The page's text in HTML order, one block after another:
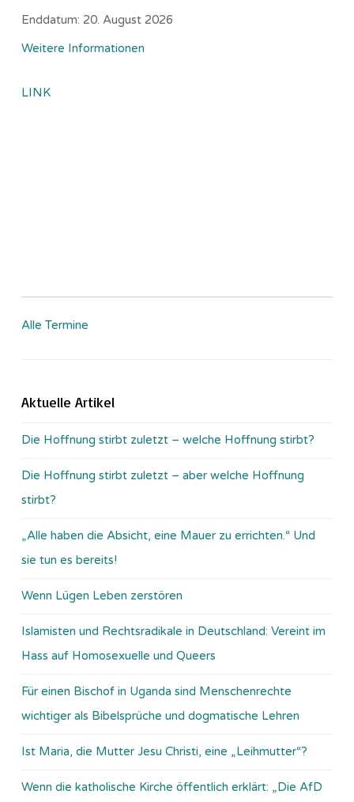
Enddatum: 20. August 2026
Weitere Informationen
LINK
Alle Termine
Aktuelle Artikel
Die Hoffnung stirbt zuletzt – welche Hoffnung stirbt?
Die Hoffnung stirbt zuletzt – aber welche Hoffnung
stirbt?
„Alle haben die Absicht, eine Mauer zu errichten.“ Und
sie tun es bereits!
Wenn Lügen Leben zerstören
Islamisten und Rechtsradikale in Deutschland: Vereint im
Hass auf Homosexuelle und Queers
Für einen Bischof in Uganda sind Menschenrechte
wichtiger als Bibelsprüche und dogmatische Lehren
Ist Maria, die Mutter Jesu Christi, eine „Leihmutter“?
Wenn die katholische Kirche öffentlich erklärt: „Die AfD